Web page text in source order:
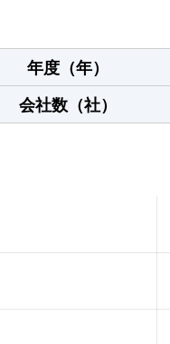
年度（年）
会社数（社）